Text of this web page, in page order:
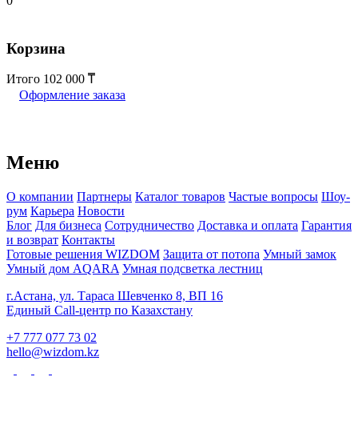
Корзина
Итого 102 000
Оформление заказа
Меню
О компании Партнеры Каталог товаров Частые вопросы Шоу-
рум Карьера Новости
Блог Для бизнеса Сотрудничество Доставка и оплата Гарантия
и возврат Контакты
Готовые решения WIZDOM Защита от потопа Умный замок
Умный дом AQARA Умная подсветка лестниц
г.Астана, ул. Тараса Шевченко 8, ВП 16
Единый Call-центр по Казахстану
+7 777 077 73 02
hello@wizdom.kz